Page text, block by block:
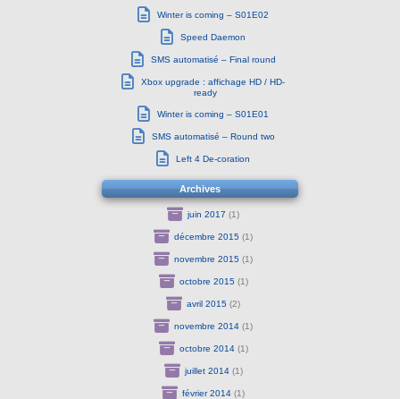
Winter is coming – S01E02
Speed Daemon
SMS automatisé – Final round
Xbox upgrade : affichage HD / HD-
ready
Winter is coming – S01E01
SMS automatisé – Round two
Left 4 De-coration
Archives
juin 2017 (1)
décembre 2015 (1)
novembre 2015 (1)
octobre 2015 (1)
avril 2015 (2)
novembre 2014 (1)
octobre 2014(1)
juillet 2014(1)
février 2014 (1)